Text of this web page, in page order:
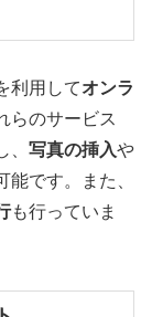
利用してオンラ
らのサービス
写真の挿入や
能です。また、
も行っていま